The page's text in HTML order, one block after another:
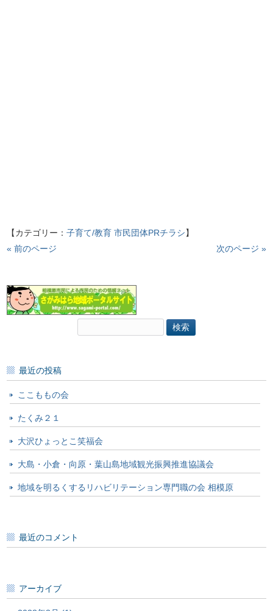
【カテゴリー：子育て/教育 市民団体PRチラシ】
« 前のページ
次のページ »
索:
最近の投稿
ここももの会
たくみ２１
大沢ひょっとこ笑福会
大島・小倉・向原・葉山島地域観光振興推進協議会
地域を明るくするリハビリテーション専門職の会 相模原
最近のコメント
アーカイブ